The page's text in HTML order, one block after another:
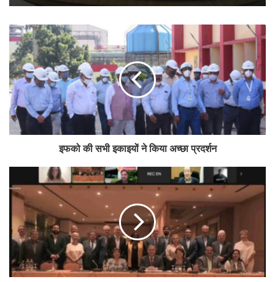
इफको की सभी इकाइयों ने किया अच्छा प्रदर्शन